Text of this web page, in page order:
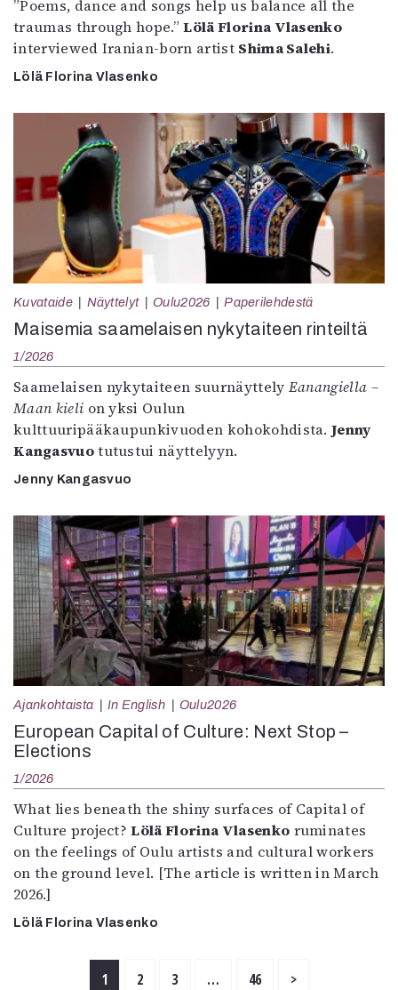
”Poems, dance and songs help us balance all the
traumas through hope.”Lölä Florina Vlasenko
interviewed Iranian-born artist Shima Salehi.
Lölä Florina Vlasenko
Kuvataide Näyttelyt Oulu2026 Paperilehdestä
Maisemia saamelaisen nykytaiteen rinteiltä
1/2026
Saamelaisen nykytaiteen suurnäyttely Eanangiella –
Maan kieli on yksi Oulun
kulttuuripääkaupunkivuoden kohokohdista.Jenny
Kangasvuotutustui näyttelyyn.
Jenny Kangasvuo
Ajankohtaista In English Oulu2026
European Capital of Culture: Next Stop –
Elections
1/2026
What lies beneath the shiny surfaces of Capital of
Culture project?Lölä Florina Vlasenko ruminates
on the feelings of Oulu artists and cultural workers
on the ground level. [The article is written in March
2026.]
Lölä Florina Vlasenko
1 2 3 … 46 >